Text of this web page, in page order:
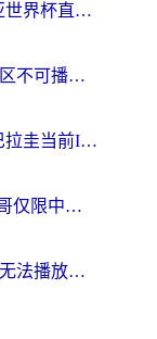
在国外怎么看美国 vs 澳大利亚世界杯直播？海外党必藏的中文解说观赛指南
在加拿大看抖音世界杯当前地区不可播放？海外党体育观赛终极指南
在海外看世界杯直播德国 vs 巴拉圭当前IP受限制？这篇指南帮你轻松解决地区限制
在国外看世界杯法国 VS 摩洛哥仅限中国大陆？别让地域限制拦下你的欢呼
在澳大利亚看抖音世界杯直播无法播放？海外党体育观赛终极指南来了！